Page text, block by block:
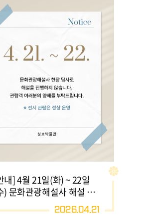
내] 4월 21일(화) ~ 22일
) 문화관광해설사 해설 운
2026.04.21